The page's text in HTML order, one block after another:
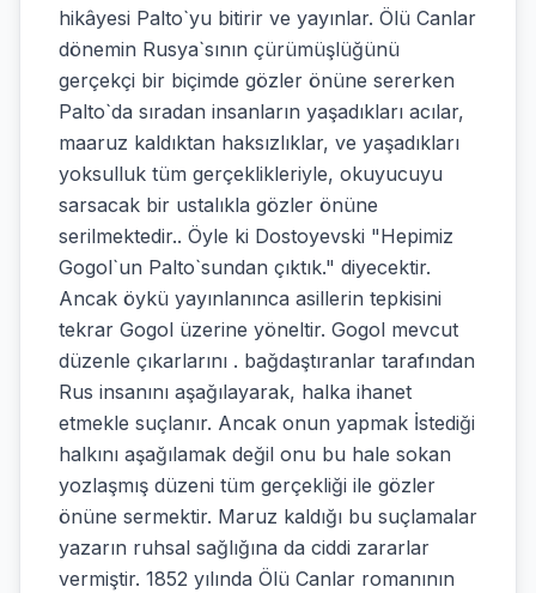
hikâyesi Palto`yu bitirir ve yayınlar. Ölü Canlar
dönemin Rusya`sının çürümüşlüğünü
gerçekçi bir biçimde gözler önüne sererken
Palto`da sıradan insanların yaşadıkları acılar,
maaruz kaldıktan haksızlıklar, ve yaşadıkları
yoksulluk tüm gerçeklikleriyle, okuyucuyu
sarsacak bir ustalıkla gözler önüne
serilmektedir.. Öyle ki Dostoyevski "Hepimiz
Gogol`un Palto`sundan çıktık." diyecektir.
Ancak öykü yayınlanınca asillerin tepkisini
tekrar Gogol üzerine yöneltir. Gogol mevcut
düzenle çıkarlarını . bağdaştıranlar tarafından
Rus insanını aşağılayarak, halka ihanet
etmekle suçlanır. Ancak onun yapmak İstediği
halkını aşağılamak değil onu bu hale sokan
yozlaşmış düzeni tüm gerçekliği ile gözler
önüne sermektir. Maruz kaldığı bu suçlamalar
yazarın ruhsal sağlığına da ciddi zararlar
vermiştir. 1852 yılında Ölü Canlar romanının